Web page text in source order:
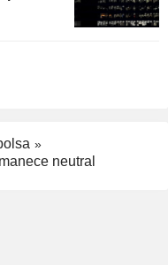
neutral